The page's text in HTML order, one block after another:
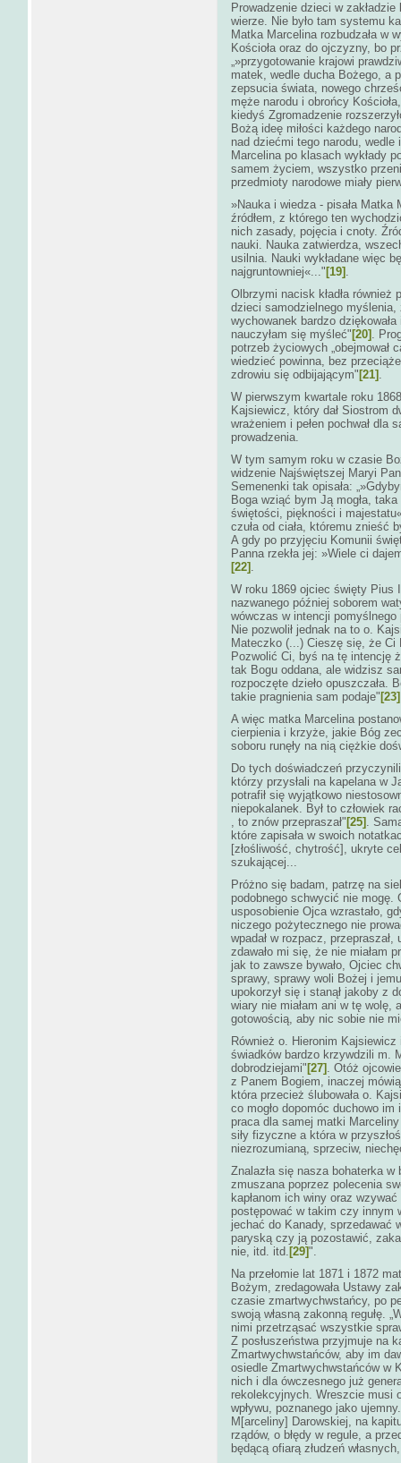
Prowadzenie dzieci w zakładzie
wierze. Nie było tam systemu
Matka Marcelina rozbudzała w
Kościoła oraz do ojczyzny, bo
„»przygotowanie krajowi
matek, wedle ducha Bożego, a
zepsucia świata, nowego
męże narodu i obrońcy
kiedyś Zgromadzenie
Bożą ideę miłości każdego
nad dziećmi tego narodu, wedle
Marcelina po klasach wykłady
samem życiem, wszystko
przedmioty narodowe miały
»Nauka i wiedza - pisała Matka
źródłem, z którego ten
nich zasady, pojęcia i cnoty.
nauki. Nauka zatwierdza,
usilnia. Nauki wykładane więc
najgruntowniej«..." [19] .
Olbrzymi nacisk kładła również
dzieci samodzielnego
wychowanek bardzo
nauczyłam się myśleć" [20] .
potrzeb życiowych „obejmował
wiedzieć powinna, bez
zdrowiu się odbijającym" [21] .
W pierwszym kwartale roku
Kajsiewicz, który dał Siostrom
wrażeniem i pełen pochwał dla
prowadzenia.
W tym samym roku w czasie
widzenie Najświętszej Maryi
Semenenki tak opisała:
Boga wziąć bym Ją mogła,
świętości, piękności i
czuła od ciała, któremu znieść
A gdy po przyjęciu Komunii
Panna rzekła jej: »Wiele ci
[22] .
W roku 1869 ojciec święty Pius
nazwanego później soborem
wówczas w intencji
Nie pozwolił jednak na to o.
Mateczko (...) Cieszę się, że Ci
Pozwolić Ci, byś na tę intencję
tak Bogu oddana, ale widzisz
rozpoczęte dzieło opuszczała.
takie pragnienia sam podaje" [23]
A więc matka Marcelina
cierpienia i krzyże, jakie Bóg
soboru runęły na nią ciężkie
Do tych doświadczeń
którzy przysłali na kapelana w
potrafił się wyjątkowo
niepokalanek. Był to człowiek
, to znów przepraszał" [25] .
które zapisała w swoich
[złośliwość, chytrość], ukryte
szukającej...
Próżno się badam, patrzę na
podobnego schwycić nie mogę.
usposobienie Ojca wzrastało,
niczego pożytecznego nie
wpadał w rozpacz, przepraszał,
zdawało mi się, że nie miałam
jak to zawsze bywało, Ojciec
sprawy, sprawy woli Bożej i
upokorzył się i stanął jakoby z
wiary nie miałam ani w tę wolę,
gotowością, aby nic sobie nie
Również o. Hieronim
świadków bardzo krzywdzili m.
dobrodziejami" [27] . Otóż
z Panem Bogiem, inaczej
która przecież ślubowała o.
co mogło dopomóc duchowo
praca dla samej matki
siły fizyczne a która w
niezrozumianą, sprzeciw,
Znalazła się nasza bohaterka
zmuszana poprzez polecenia
kapłanom ich winy oraz
postępować w takim czy innym
jechać do Kanady, sprzedawać
paryską czy ją pozostawić,
nie, itd. itd. [29]".
Na przełomie lat 1871 i 1872
Bożym, zredagowała Ustawy
czasie zmartwychwstańcy, po
swoją własną zakonną regułę.
nimi przetrząsać wszystkie
Z posłuszeństwa przyjmuje na
Zmartwychwstańców, aby im
osiedle Zmartwychwstańców w
nich i dla ówczesnego już
rekolekcyjnych. Wreszcie musi
wpływu, poznanego jako
M[arceliny] Darowskiej, na
rządów, o błędy w regule, a
będącą ofiarą złudzeń